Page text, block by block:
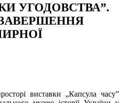
УГОДОВСТВА”.
ЗАВЕРШЕННЯ
виставки „Капсула часу”